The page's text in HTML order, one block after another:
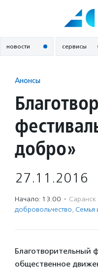
новости сервисы
Анонсы
добро»
27.11.2016
Начало: 13:00 · Саранск
доброволь­чест­во, Семья
Благотворительный
общественное